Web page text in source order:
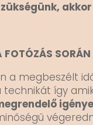
FOTÓZÁS SORÁN
a megbeszélt
technikát így